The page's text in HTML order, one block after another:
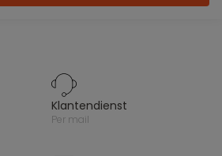
klantendienst
per mail